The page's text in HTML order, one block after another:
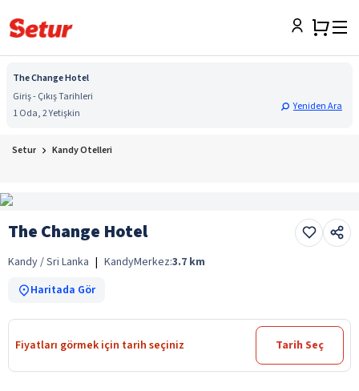
The Change Hotel
Giriş - Çıkış Tarihleri
1 Oda, 2 Yetişkin
Yeniden Ara
Setur Kandy Otelleri
The Change Hotel
Kandy / Sri Lanka | KandyMerkez:3.7 km
Haritada Gör
Fiyatları görmek için tarih seçiniz Tarih Seç